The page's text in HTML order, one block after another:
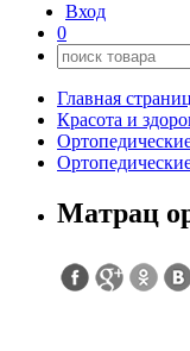
Вход
0
Главная
Красота и
Maтpaц